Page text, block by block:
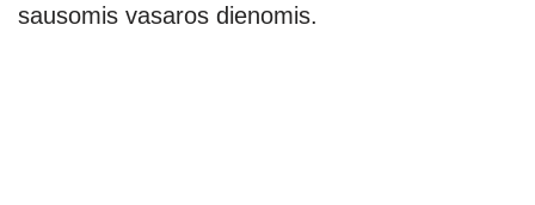
sausomis vasaros dienomis.